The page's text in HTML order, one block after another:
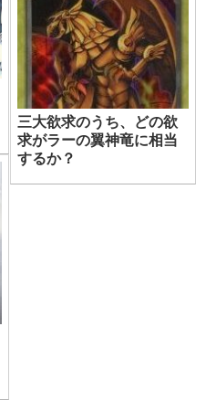
三大欲求のうち、どの欲
求がラーの翼神竜に相当
するか？